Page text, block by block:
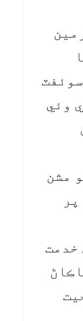
وئي
مشن
خدمت